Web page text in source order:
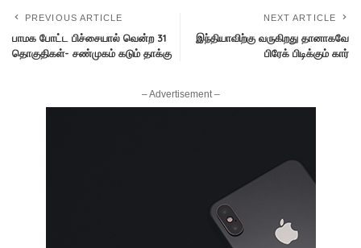
PREVIOUS ARTICLE
பாமக போட்ட பிச்சையால் வென்ற 31
தொகுதிகள்- சண்முகம் கடும் தாக்கு
NEXT ARTICLE
இந்தியாவிற்கு வருகிறது தானாகவே
பிரேக் பிடிக்கும் கார்
– Advertisement –